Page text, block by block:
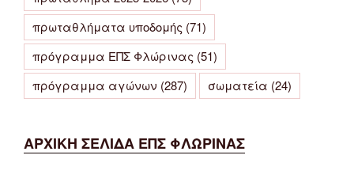
πρωταθλήματα υποδομής (71)
πρόγραμμα ΕΠΣ Φλώρινας (51)
πρόγραμμα αγώνων (287) σωματεία (24)
ΑΡΧΙΚΗ ΣΕΛΙΔΑ ΕΠΣ ΦΛΩΡΙΝΑΣ